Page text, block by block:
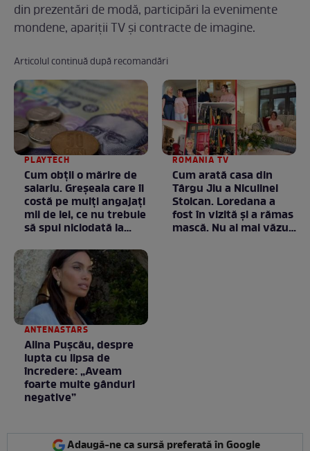
din prezentări de modă, participări la evenimente
mondene, apariţii TV şi contracte de imagine.
Articolul continuă după recomandări
PLAYTECH
Cum obții o mărire de
salariu. Greșeala care îi
costă pe mulți angajați
mii de lei, ce nu trebuie
să spui niciodată la
ROMANIA TV
Cum arată casa din
Târgu Jiu a Niculinei
Stoican. Loredana a
fost în vizită și a rămas
mască. Nu ai mai văzut
ANTENASTARS
Alina Pușcău, despre
lupta cu lipsa de
încredere: „Aveam
foarte multe gânduri
negative”
Adaugă-ne ca sursă preferată în Google